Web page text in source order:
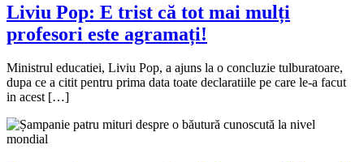
Liviu Pop: E trist că tot mai mulți
profesori este agramați!
Ministrul educatiei, Liviu Pop, a ajuns la o concluzie tulburatoare,
dupa ce a citit pentru prima data toate declaratiile pe care le-a facut
in acest […]